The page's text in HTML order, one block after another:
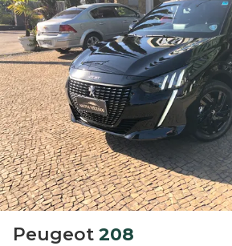
Peugeot 208